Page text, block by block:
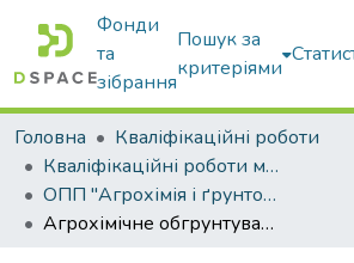
Фонди
та
зібрання
Пошук за
критеріями
Головна
Кваліфікаційні роботи
Кваліфікаційні роботи магістрів
ОПП "Агрохімія і ґрунтознавство"
Агрохімічне обгрунтування використання добрив у СТОВ “Придніпровський край” Черкаської області